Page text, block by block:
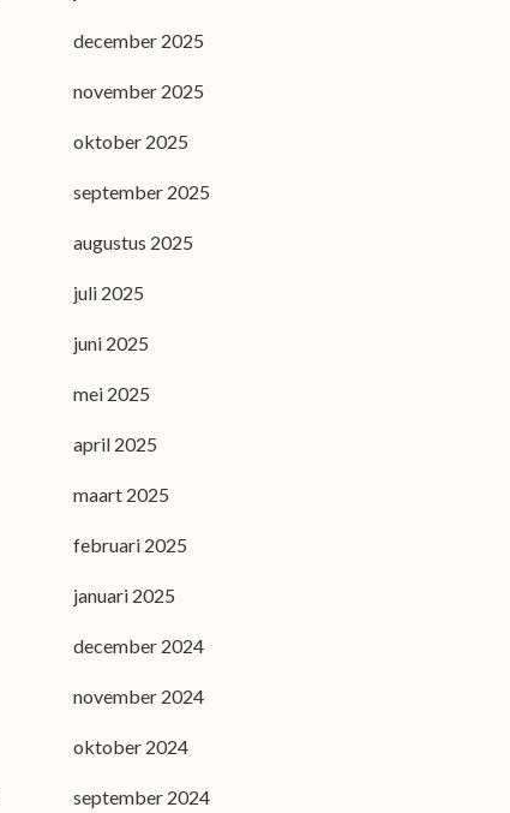
december 2025
november 2025
oktober 2025
september 2025
augustus 2025
juli 2025
juni 2025
mei 2025
april 2025
maart 2025
februari 2025
januari 2025
december 2024
november 2024
oktober 2024
september 2024